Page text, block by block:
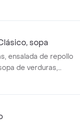
francesas medianas
sopa
ensalada de repollo
de verduras,
(350 g) y gaseosa